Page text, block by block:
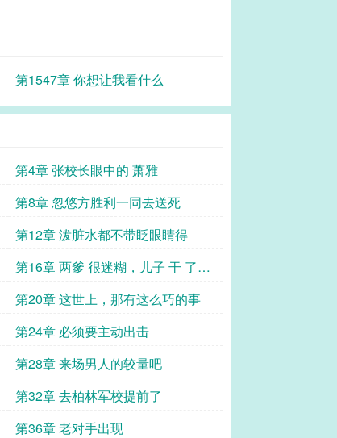
第1547章 你想让我看什么
第4章 张校长眼中的 萧雅
第8章 忽悠方胜利一同去送死
第12章 泼脏水都不带眨眼睛得
第16章 两爹 很迷糊，儿子 干 了什
么，这么值钱
第20章 这世上，那有这么巧的事
第24章 必须要主动出击
第28章 来场男人的较量吧
第32章 去柏林军校提前了
第36章 老对手出现